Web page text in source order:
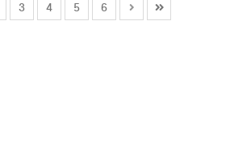
3 4 5 6